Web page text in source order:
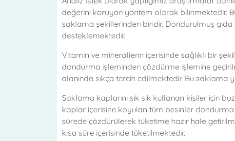
değerini koruyan yöntem olarak bilinmektedir.
saklama şekillerinden biridir. Dondurulmuş
desteklemektedir.
Vitamin ve minerallerin içerisinde sağlıklı bir
dondurma işleminden çözdürme işlemine
alanında sıkça tercih edilmektedir. Bu saklama
Saklama kaplarını sık sık kullanan kişiler için
kaplar içerisine koyulan tüm besinler
sürede çözdürülerek tüketime hazır hale
kısa süre içerisinde tüketilmektedir.